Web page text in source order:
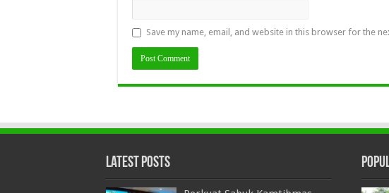
Save my name, email, and website in this browser for the
Latest Posts